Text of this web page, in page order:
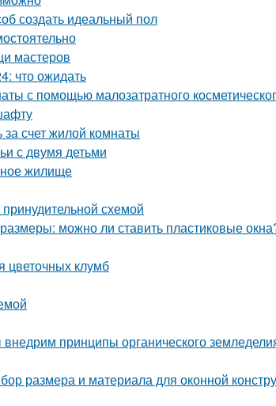
создать идеальный пол
мастеров
что ожидать
с помощью малозатратного
счет жилой комнаты
с двумя детьми
жилище
схемой
можно ли ставить пластиковые
цветочных клумб
принципы органического
размера и материала для оконной